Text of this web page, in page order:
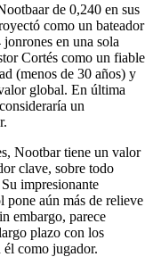
de 0,240 en sus
como un bateador
en una sola
Cortés como un fiable
(menos de 30 años) y
global. En última
un
Nootbar tiene un valor
clave, sobre todo
impresionante
aún más de relieve
embargo, parece
plazo con los
como jugador.